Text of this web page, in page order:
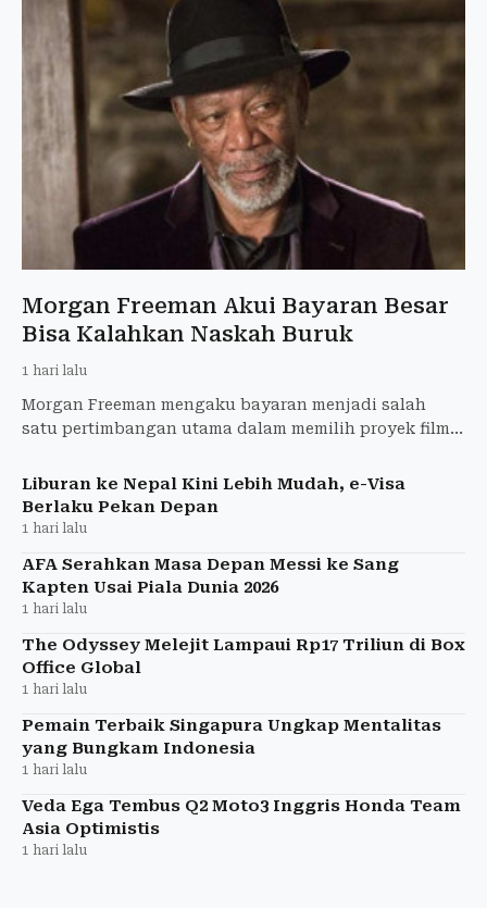
Morgan Freeman Akui Bayaran Besar
Bisa Kalahkan Naskah Buruk
1 hari lalu
Morgan Freeman mengaku bayaran menjadi salah
satu pertimbangan utama dalam memilih proyek film.
menjelang penay
Liburan ke Nepal Kini Lebih Mudah, e-Visa
Berlaku Pekan Depan
1 hari lalu
AFA Serahkan Masa Depan Messi ke Sang
Kapten Usai Piala Dunia 2026
1 hari lalu
The Odyssey Melejit Lampaui Rp17 Triliun di Box
Office Global
1 hari lalu
Pemain Terbaik Singapura Ungkap Mentalitas
yang Bungkam Indonesia
1 hari lalu
Veda Ega Tembus Q2 Moto3 Inggris Honda Team
Asia Optimistis
1 hari lalu